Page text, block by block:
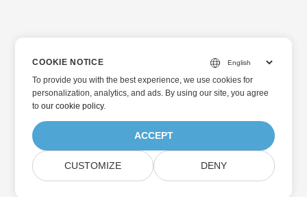
COOKIE NOTICE
To provide you with the best experience, we use cookies for
personalization, analytics, and ads. By using our site, you agree
toour cookie policy.
ACCEPT
CUSTOMIZE DENY